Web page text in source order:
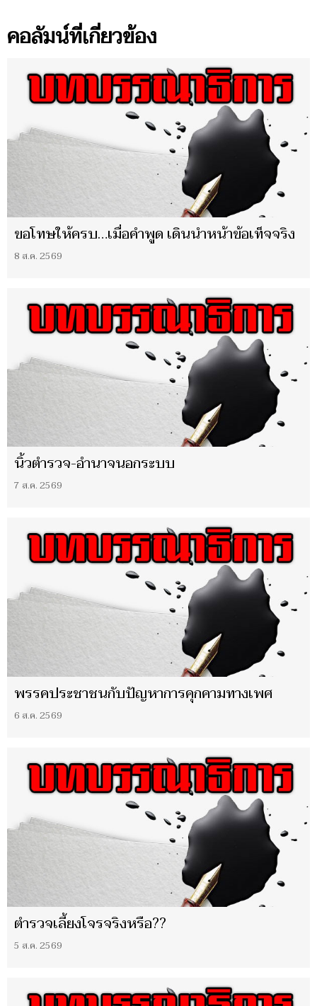
คอลัมน์ที่เกี่ยวข้อง
ขอโทษให้ครบ…เมื่อคำพูด เดินนำหน้าข้อเท็จจริง
8 ส.ค. 2569
นิ้วตำรวจ-อำนาจนอกระบบ
7 ส.ค. 2569
พรรคประชาชนกับปัญหาการคุกคามทางเพศ
6 ส.ค. 2569
ตำรวจเลี้ยงโจรจริงหรือ??
5 ส.ค. 2569